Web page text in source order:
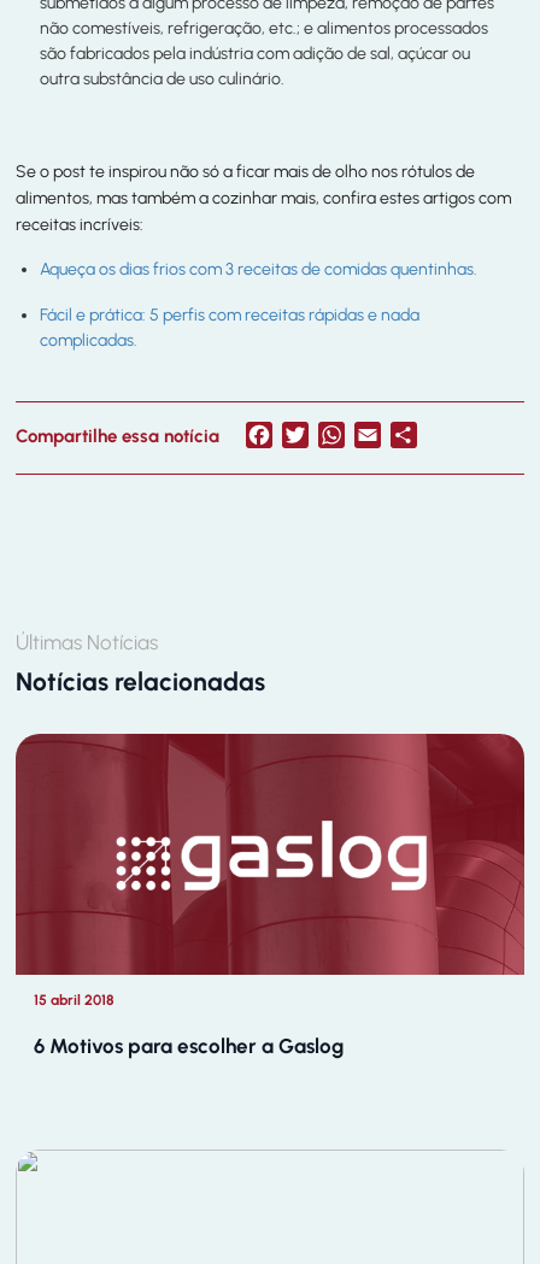
não comestíveis, refrigeração, etc.; e alimentos processados
são fabricados pela indústria com adição de sal, açúcar ou
outra substância de uso culinário.
Se o post te inspirou não só a ficar mais de olho nos rótulos de
alimentos, mas também a cozinhar mais, confira estes artigos com
receitas incríveis:
Aqueça os dias frios com 3 receitas de comidas quentinhas.
Fácil e prática: 5 perfis com receitas rápidas e nada
complicadas.
Compartilhe essa notícia FacebookTwitterWhatsApp
Email
Últimas Notícias
Notícias relacionadas
15 abril 2018
6 Motivos para escolher a Gaslog